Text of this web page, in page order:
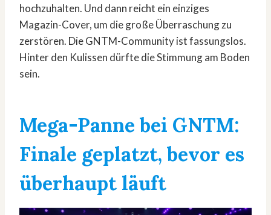
hochzuhalten. Und dann reicht ein einziges
Magazin-Cover, um die große Überraschung zu
zerstören. Die GNTM-Community ist fassungslos.
Hinter den Kulissen dürfte die Stimmung am Boden
sein.
Mega-Panne bei GNTM:
Finale geplatzt, bevor es
überhaupt läuft